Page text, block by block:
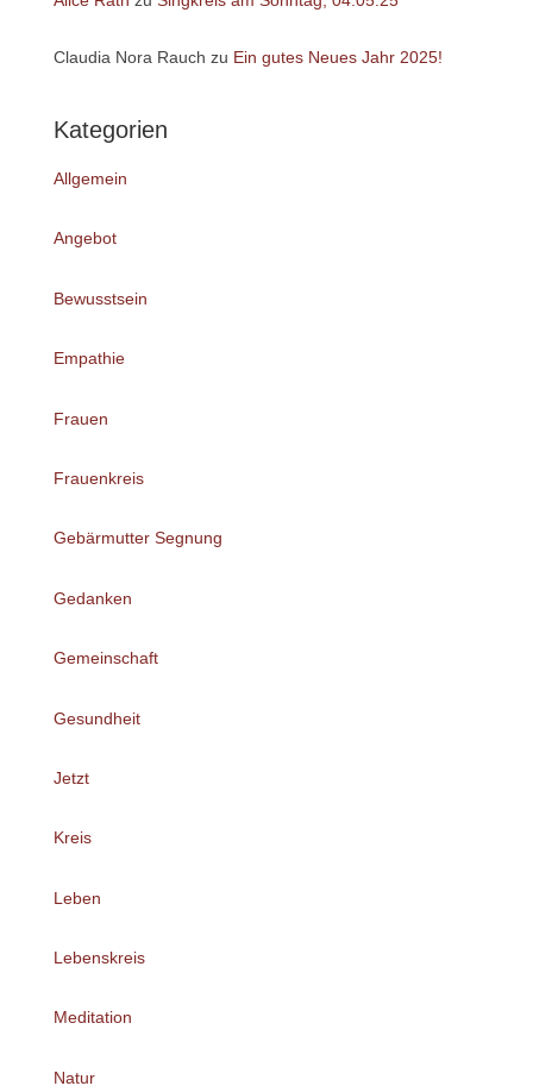
Claudia Nora Rauch zu Ein gutes Neues Jahr 2025!
Kategorien
Allgemein
Angebot
Bewusstsein
Empathie
Frauen
Frauenkreis
Gebärmutter Segnung
Gedanken
Gemeinschaft
Gesundheit
Jetzt
Kreis
Leben
Lebenskreis
Meditation
Natur